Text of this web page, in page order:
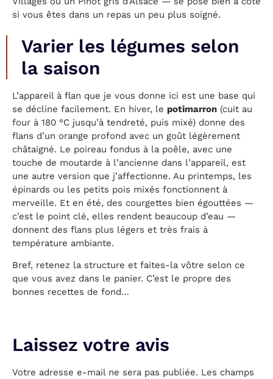
si vous êtes dans un repas un peu plus soigné.
Varier les légumes selon
la saison
L’appareil à flan que je vous donne ici est une base qui
se décline facilement. En hiver, le potimarron (cuit au
four à 180 °C jusqu’à tendreté, puis mixé) donne des
flans d’un orange profond avec un goût légèrement
châtaigné. Le poireau fondus à la poêle, avec une
touche de moutarde à l’ancienne dans l’appareil, est
une autre version que j’affectionne. Au printemps, les
épinards ou les petits pois mixés fonctionnent à
merveille. Et en été, des courgettes bien égouttées —
c’est le point clé, elles rendent beaucoup d’eau —
donnent des flans plus légers et très frais à
température ambiante.
Bref, retenez la structure et faites-la vôtre selon ce
que vous avez dans le panier. C’est le propre des
bonnes recettes de fond…
Votre adresse e-mail ne sera pas publiée. Les champs